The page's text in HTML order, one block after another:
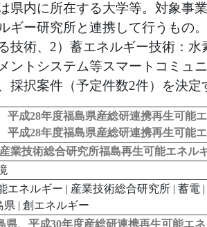
県内に所在する大学等。対象事
ギー研究所と連携して行うもの
技術、2）蓄エネルギー技術：
ントシステム等スマートコミュ
採択案件（予定件数2件）を決定
成28年度福島県産総研連携再生可能
成28年度福島県産総研連携再生可能
産業技術総合研究所福島再生可能エネル
エネルギー | 産業技術総合研究所 | 蓄
県 | 創エネルギー
県、平成30年度産総研連携再生可能エ